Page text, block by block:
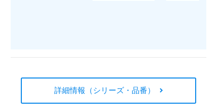
詳細情報（シリーズ・品番）